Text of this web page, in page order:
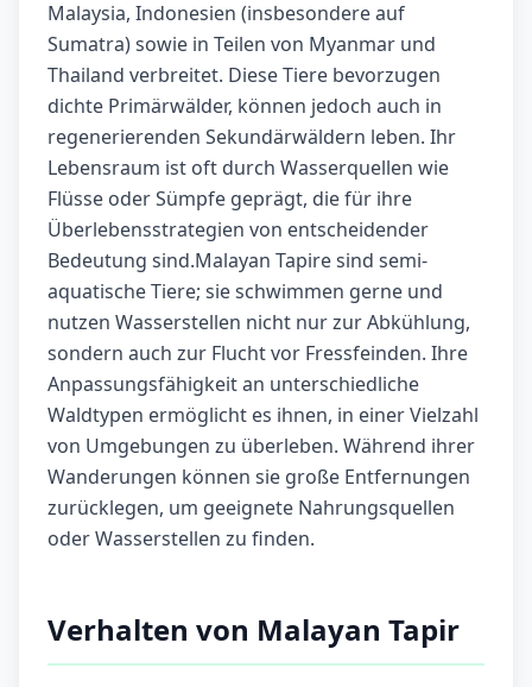
Malaysia, Indonesien (insbesondere auf
Sumatra) sowie in Teilen von Myanmar und
Thailand verbreitet. Diese Tiere bevorzugen
dichte Primärwälder, können jedoch auch in
regenerierenden Sekundärwäldern leben. Ihr
Lebensraum ist oft durch Wasserquellen wie
Flüsse oder Sümpfe geprägt, die für ihre
Überlebensstrategien von entscheidender
Bedeutung sind.Malayan Tapire sind semi-
aquatische Tiere; sie schwimmen gerne und
nutzen Wasserstellen nicht nur zur Abkühlung,
sondern auch zur Flucht vor Fressfeinden. Ihre
Anpassungsfähigkeit an unterschiedliche
Waldtypen ermöglicht es ihnen, in einer Vielzahl
von Umgebungen zu überleben. Während ihrer
Wanderungen können sie große Entfernungen
zurücklegen, um geeignete Nahrungsquellen
oder Wasserstellen zu finden.
Verhalten von Malayan Tapir